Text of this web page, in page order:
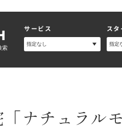
索
サービス ス
「ナチュラル